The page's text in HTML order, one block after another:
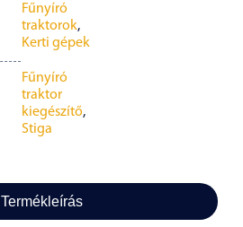
Fűnyíró
traktorok,
Kerti gépek
Fűnyíró
traktor
kiegészítő,
Stiga
Termékleírás